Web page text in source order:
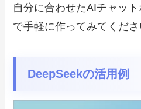
自分に合わせたAIチャッ
で手軽に作ってみてくださ
DeepSeekの活用例